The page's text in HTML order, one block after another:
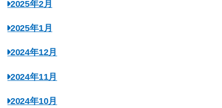
2025年2月
2025年1月
2024年12月
2024年11月
2024年10月